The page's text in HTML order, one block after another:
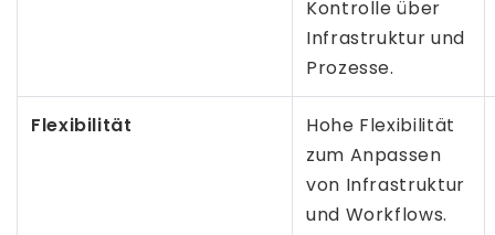
Kontrolle über
Infrastruktur und
Prozesse.
Flexibilität
Hohe Flexibilität
zum Anpassen
von Infrastruktur
und Workflows.